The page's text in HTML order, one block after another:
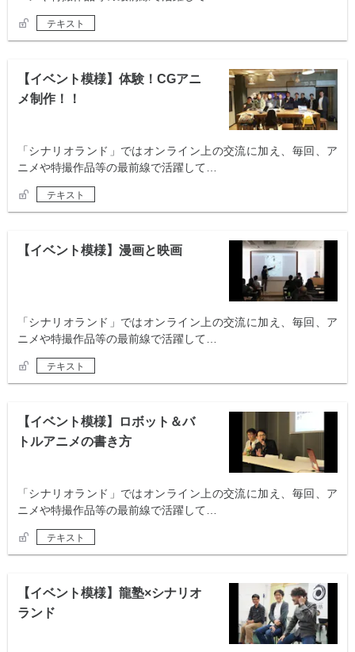
テキスト
【イベント模様】体験！CGアニ
メ制作！！
「シナリオランド」ではオンライン上の交流に加え、毎回、ア
ニメや特撮作品等の最前線で活躍して…
テキスト
【イベント模様】漫画と映画
「シナリオランド」ではオンライン上の交流に加え、毎回、ア
ニメや特撮作品等の最前線で活躍して…
テキスト
【イベント模様】ロボット＆バ
トルアニメの書き方
「シナリオランド」ではオンライン上の交流に加え、毎回、ア
ニメや特撮作品等の最前線で活躍して…
テキスト
【イベント模様】龍塾×シナリオ
ランド